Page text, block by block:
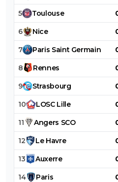
5 Toulouse
6 Nice
7 Paris Saint Germain
8 Rennes
9 Strasbourg
10 LOSC Lille
11 Angers SCO
12 Le Havre
13 Auxerre
14 Paris